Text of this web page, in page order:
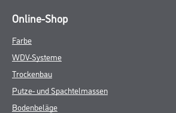
Online-Shop
Farbe
WDV-Systeme
Trockenbau
Putze- und Spachtelmassen
Bodenbeläge